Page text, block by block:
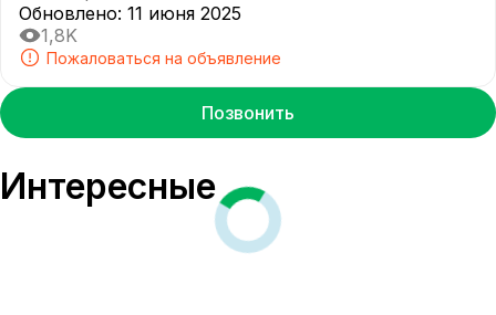
Обновлено: 11 июня 2025
1,8K
Пожаловаться на объявление
Позвонить
Интересные